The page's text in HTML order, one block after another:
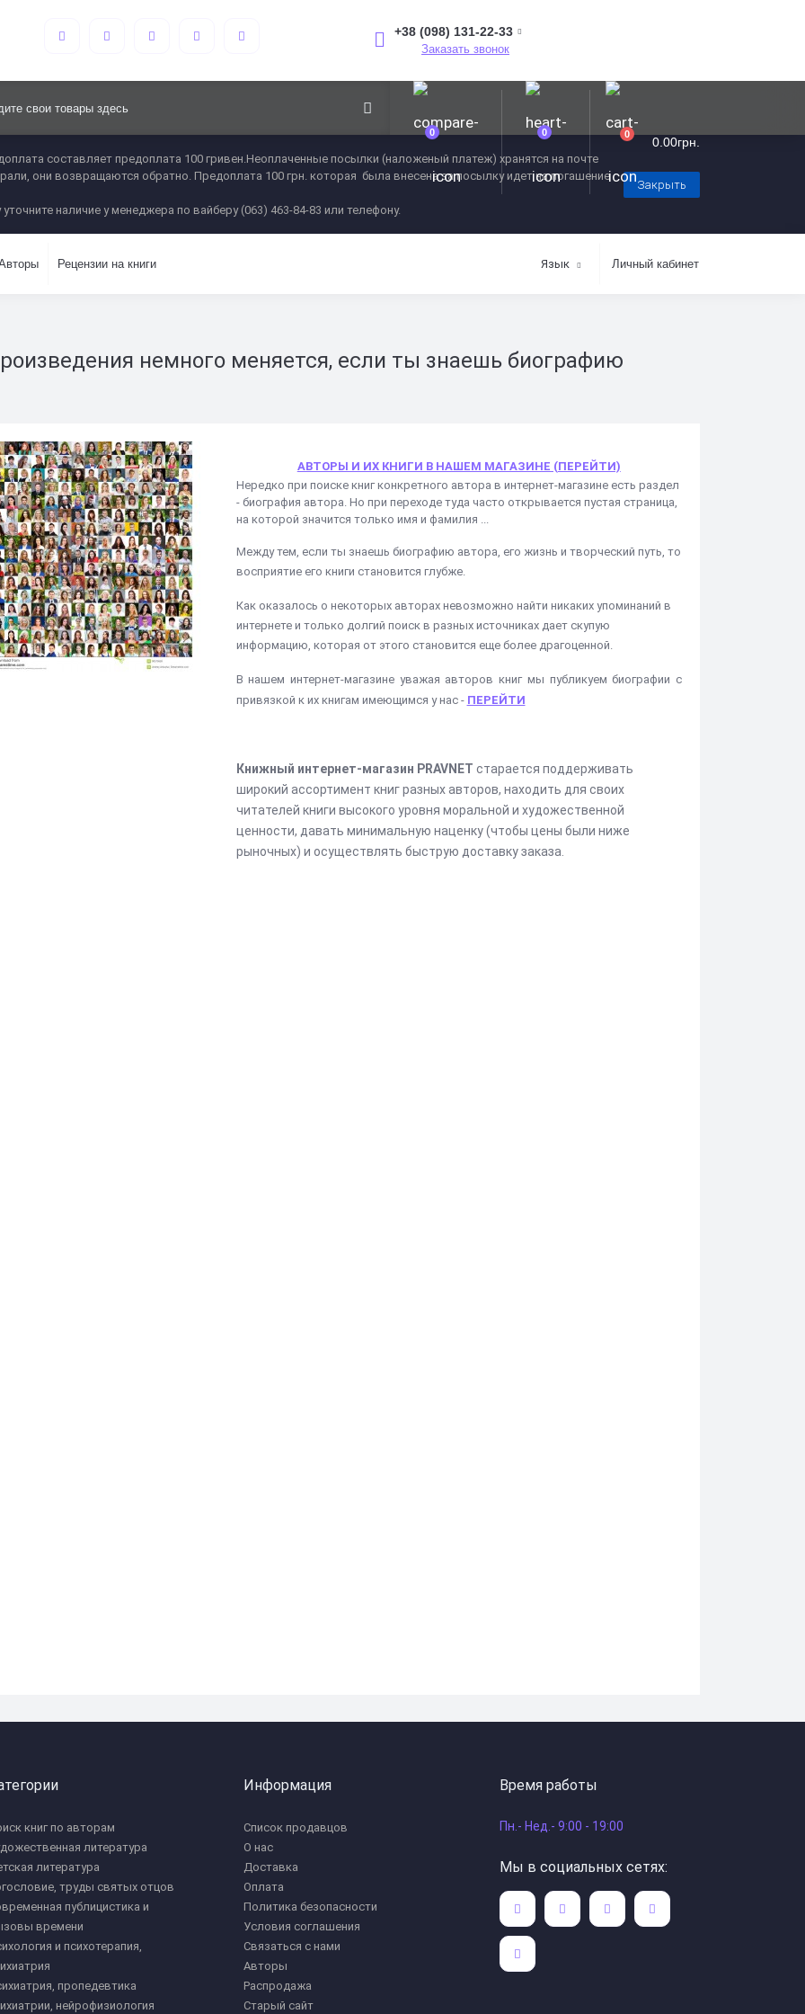
+38 (098) 131-22-33
Заказать звонок
0 0 0
0.00грн.
составляет предоплата 100 гривен.Неоплаченные посылки (наложеный платеж) хранятся на почте
они возвращаются обратно. Предоплата 100 грн. которая была внесена за посылку идет на погашение
наличие у менеджера по вайберу (063) 463-84-83 или телефону.
Закрыть
Рецензии на книги Язык Личный кабинет
немного меняется, если ты знаешь биографию
АВТОРЫ И ИХ КНИГИ В НАШЕМ МАГАЗИНЕ (ПЕРЕЙТИ)
Нередко при поиске книг конкретного автора в интернет-магазине есть раздел
- биография автора. Но при переходе туда часто открывается пустая страница,
на которой значится только имя и фамилия ...
Между тем, если ты знаешь биографию автора, его жизнь и творческий путь, то
восприятие его книги становится глубже.
Как оказалось о некоторых авторах невозможно найти никаких упоминаний в
интернете и только долгий поиск в разных источниках дает скупую
информацию, которая от этого становится еще более драгоценной.
В нашем интернет-магазине уважая авторов книг мы публикуем биографии с
привязкой к их книгам имеющимся у нас - ПЕРЕЙТИ
Книжный интернет-магазин PRAVNET старается поддерживать
широкий ассортимент книг разных авторов, находить для своих
читателей книги высокого уровня моральной и художественной
ценности, давать минимальную наценку (чтобы цены были ниже
рыночных) и осуществлять быструю доставку заказа.
книг по авторам
литература
литература
труды святых отцов
публицистика и
времени
и психотерапия,
пропедевтика
нейрофизиология
Информация
Список продавцов
О нас
Доставка
Оплата
Политика безопасности
Условия соглашения
Связаться с нами
Авторы
Распродажа
Старый сайт
Время работы
Пн.- Нед.- 9:00 - 19:00
Мы в социальных сетях: